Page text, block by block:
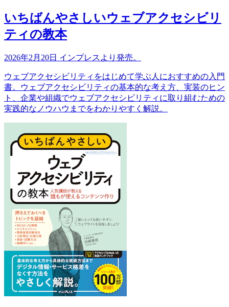
いちばんやさしいウェブアクセシビリ
ティの教本
2026年2月20日 インプレスより発売。
ウェブアクセシビリティをはじめて学ぶ人におすすめの入門
書。ウェブアクセシビリティの基本的な考え方、実装のヒン
ト、企業や組織でウェブアクセシビリティに取り組むための
実践的なノウハウまでをわかりやすく解説。